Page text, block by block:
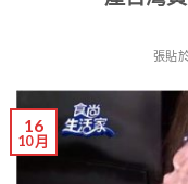
張貼
16
10 月